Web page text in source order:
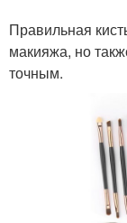
Правильная
макияжа, но
точным.